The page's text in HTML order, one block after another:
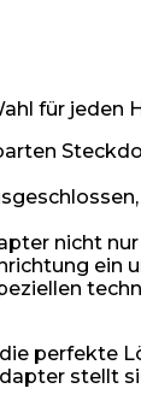
für
nicht
ein
perfekte
stellt